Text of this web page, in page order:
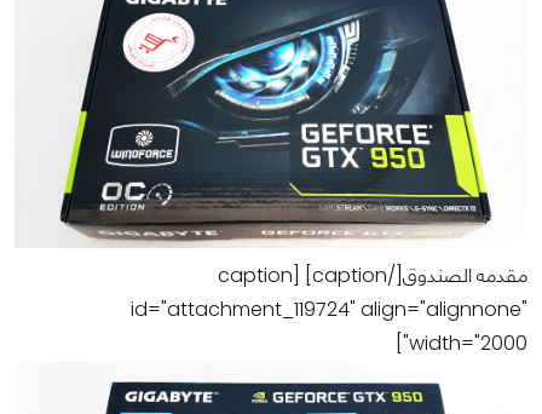
مقدمه الصندوق[/caption] [caption
id="attachment_119724" align="alignnone"
width="2000"]